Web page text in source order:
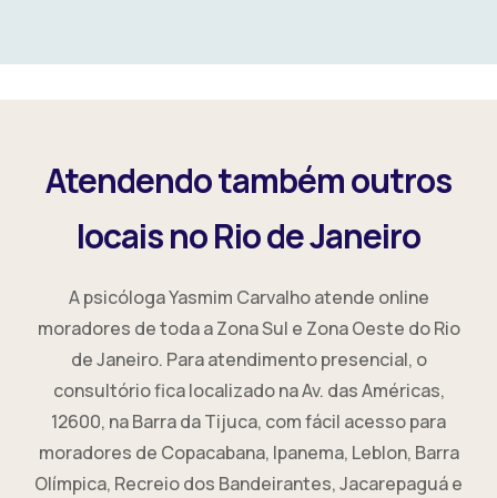
Atendendo também outros
locais no Rio de Janeiro
A psicóloga Yasmim Carvalho atende online
moradores de toda a Zona Sul e Zona Oeste do Rio
de Janeiro. Para atendimento presencial, o
consultório fica localizado na Av. das Américas,
12600, na Barra da Tijuca, com fácil acesso para
moradores de Copacabana, Ipanema, Leblon, Barra
Olímpica, Recreio dos Bandeirantes, Jacarepaguá e